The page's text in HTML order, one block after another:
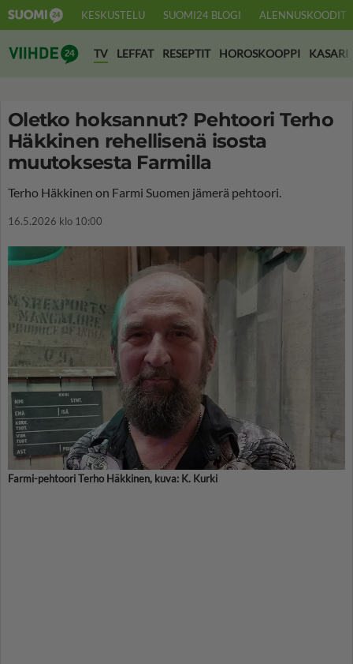
KESKUSTELU SUOMI24 BLOGI ALENNUSKOODIT
Suomi24 Viihde
TV LEFFAT RESEPTIT HOROSKOOPPI KASARI
Oletko hoksannut? Pehtoori Terho
Häkkinen rehellisenä isosta
muutoksesta Farmilla
Terho Häkkinen on Farmi Suomen jämerä pehtoori.
16.5.2026 klo 10:00
Farmi-pehtoori Terho Häkkinen, kuva: K. Kurki